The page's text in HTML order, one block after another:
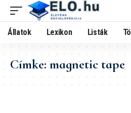
Állatok Lexikon Listák
Címke:magnetic tape